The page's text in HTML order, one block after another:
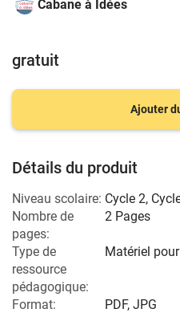
Cabane à Idées
gratuit
Ajouter
Détails du produit
Niveau scolaire: Cycle 2,
Nombre de
pages:
2 Pages
Type de
ressource
pédagogique:
Matériel
Format: PDF, JPG